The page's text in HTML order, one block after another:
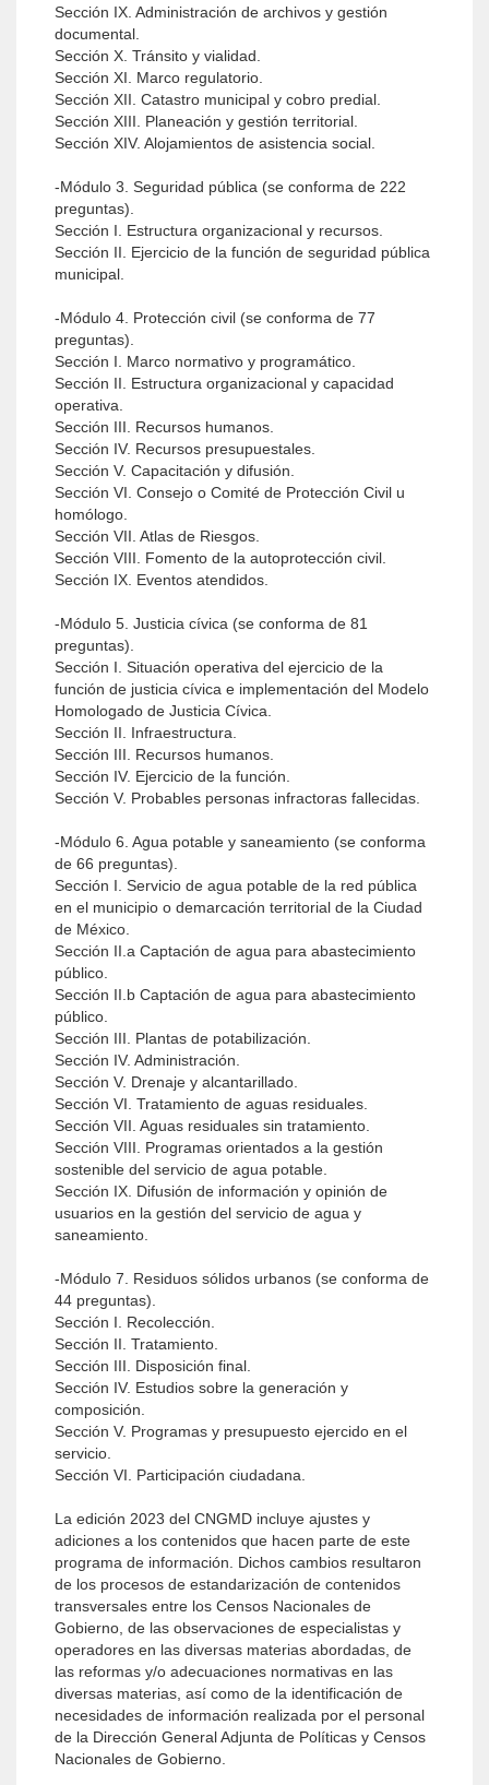
Sección IX. Administración de archivos y gestión
documental.
Sección X. Tránsito y vialidad.
Sección XI. Marco regulatorio.
Sección XII. Catastro municipal y cobro predial.
Sección XIII. Planeación y gestión territorial.
Sección XIV. Alojamientos de asistencia social.
-Módulo 3. Seguridad pública (se conforma de 222
preguntas).
Sección I. Estructura organizacional y recursos.
Sección II. Ejercicio de la función de seguridad pública
municipal.
-Módulo 4. Protección civil (se conforma de 77
preguntas).
Sección I. Marco normativo y programático.
Sección II. Estructura organizacional y capacidad
operativa.
Sección III. Recursos humanos.
Sección IV. Recursos presupuestales.
Sección V. Capacitación y difusión.
Sección VI. Consejo o Comité de Protección Civil u
homólogo.
Sección VII. Atlas de Riesgos.
Sección VIII. Fomento de la autoprotección civil.
Sección IX. Eventos atendidos.
-Módulo 5. Justicia cívica (se conforma de 81
preguntas).
Sección I. Situación operativa del ejercicio de la
función de justicia cívica e implementación del Modelo
Homologado de Justicia Cívica.
Sección II. Infraestructura.
Sección III. Recursos humanos.
Sección IV. Ejercicio de la función.
Sección V. Probables personas infractoras fallecidas.
-Módulo 6. Agua potable y saneamiento (se conforma
de 66 preguntas).
Sección I. Servicio de agua potable de la red pública
en el municipio o demarcación territorial de la Ciudad
de México.
Sección II.a Captación de agua para abastecimiento
público.
Sección II.b Captación de agua para abastecimiento
público.
Sección III. Plantas de potabilización.
Sección IV. Administración.
Sección V. Drenaje y alcantarillado.
Sección VI. Tratamiento de aguas residuales.
Sección VII. Aguas residuales sin tratamiento.
Sección VIII. Programas orientados a la gestión
sostenible del servicio de agua potable.
Sección IX. Difusión de información y opinión de
usuarios en la gestión del servicio de agua y
saneamiento.
-Módulo 7. Residuos sólidos urbanos (se conforma de
44 preguntas).
Sección I. Recolección.
Sección II. Tratamiento.
Sección III. Disposición final.
Sección IV. Estudios sobre la generación y
composición.
Sección V. Programas y presupuesto ejercido en el
servicio.
Sección VI. Participación ciudadana.
La edición 2023 del CNGMD incluye ajustes y
adiciones a los contenidos que hacen parte de este
programa de información. Dichos cambios resultaron
de los procesos de estandarización de contenidos
transversales entre los Censos Nacionales de
Gobierno, de las observaciones de especialistas y
operadores en las diversas materias abordadas, de
las reformas y/o adecuaciones normativas en las
diversas materias, así como de la identificación de
necesidades de información realizada por el personal
de la Dirección General Adjunta de Políticas y Censos
Nacionales de Gobierno.